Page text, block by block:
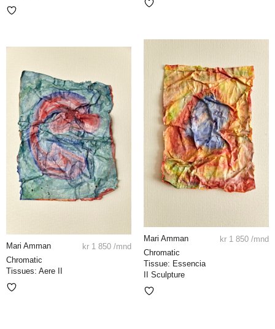
Mari Amman
Chromatic
Tissue: Essencia
II Sculpture
kr 1 850 /mnd
Mari Amman
Chromatic
Tissues: Aere II
kr 1 850 /mnd